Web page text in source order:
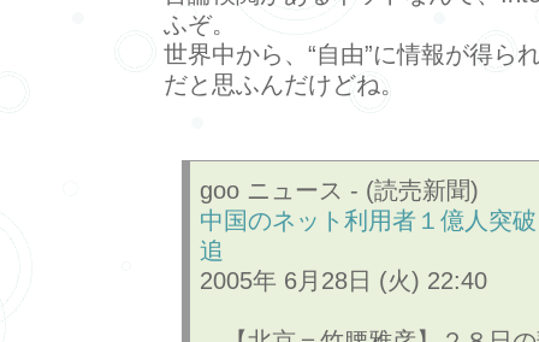
ふぞ。
世界中から、“自由”に情報が得ら
だと思ふんだけどね。
goo ニュース - (読売新聞)
中国のネット利用者１億人突
追
2005年 6月28日 (火) 22:40